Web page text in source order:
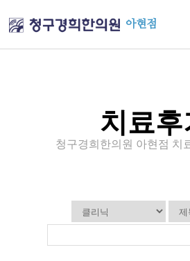
아현점
치료후
청구경희한의원 아현점 치